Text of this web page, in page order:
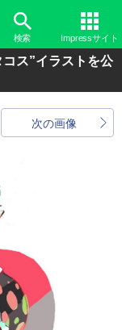
検索 Impressサイト
ス”イラストを公
次の画像